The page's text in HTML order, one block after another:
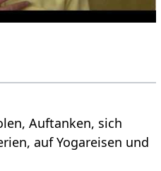
Auftanken, sich
auf Yogareisen und